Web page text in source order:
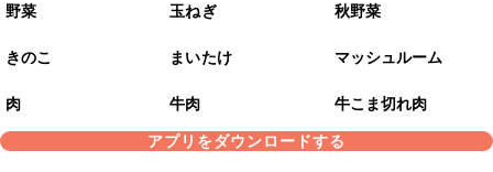
野菜 玉ねぎ 秋野菜
きのこ まいたけ マッシュルーム
肉 牛肉
牛こま切れ肉
アプリをダウンロードする